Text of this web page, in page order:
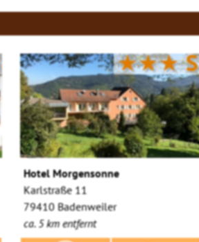
★★★S
Hotel Morgensonne
Karlstraße 11
79410 Badenweiler
ca. 5 km entfernt